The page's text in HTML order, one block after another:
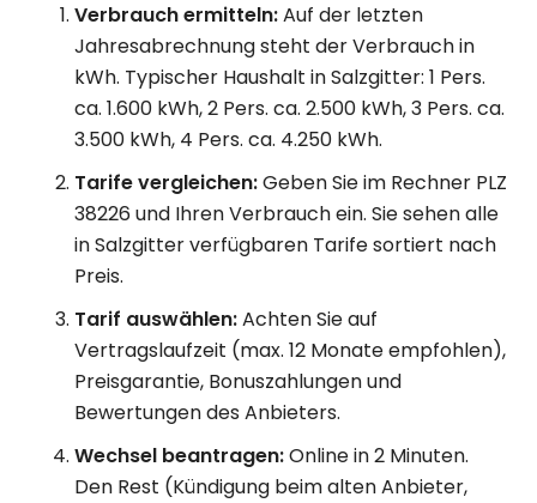
Verbrauch ermitteln:Auf der letzten
Jahresabrechnung steht der Verbrauch in
kWh. Typischer Haushalt in Salzgitter: 1 Pers.
ca. 1.600 kWh, 2 Pers. ca. 2.500 kWh, 3 Pers. ca.
3.500 kWh, 4 Pers. ca. 4.250 kWh.
Tarife vergleichen:Geben Sie im Rechner PLZ
38226 und Ihren Verbrauch ein. Sie sehen alle
in Salzgitter verfügbaren Tarife sortiert nach
Preis.
Tarif auswählen:Achten Sie auf
Vertragslaufzeit (max. 12 Monate empfohlen),
Preisgarantie, Bonuszahlungen und
Bewertungen des Anbieters.
Wechsel beantragen:Online in 2 Minuten.
Den Rest (Kündigung beim alten Anbieter,